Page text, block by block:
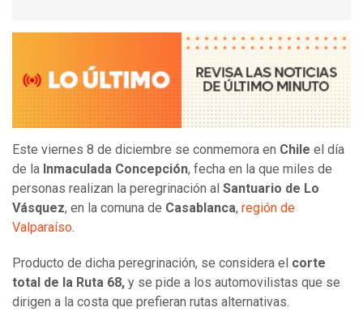
Este viernes 8 de diciembre se conmemora en Chile el día
de la Inmaculada Concepción, fecha en la que miles de
personas realizan la peregrinación al Santuario de Lo
Vásquez, en la comuna de Casablanca, región de
Valparaíso.
Producto de dicha peregrinación, se considera el corte
total de la Ruta 68, y se pide a los automovilistas que se
dirigen a la costa que prefieran rutas alternativas.